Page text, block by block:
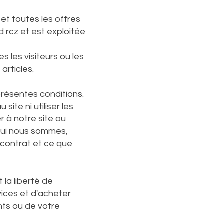
et toutes les offres
rcz et est exploitée
les visiteurs ou les
conditions.
site ni utiliser les
à notre site ou
nous sommes,
et ce que
la liberté de
et d'acheter
ou de votre